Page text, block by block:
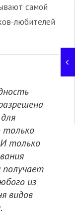
самой
любителей
только
только
получает
из
видов